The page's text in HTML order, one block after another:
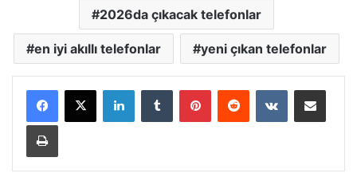
2026da çıkacak telefonlar
en iyi akıllı telefonlar yeni çıkan telefonlar
LinkedInTumblr PinterestReddit VKontakteE-Posta ile paylaş
Yazdır